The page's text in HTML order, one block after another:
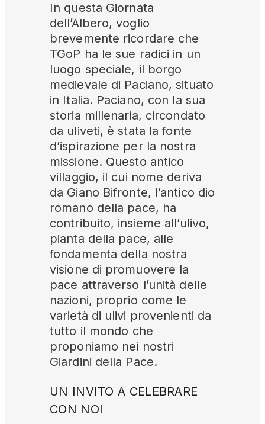
In questa Giornata
dell’Albero, voglio
brevemente ricordare che
TGoP ha le sue radici in un
luogo speciale, il borgo
medievale di Paciano, situato
in Italia. Paciano, con la sua
storia millenaria, circondato
da uliveti, è stata la fonte
d’ispirazione per la nostra
missione. Questo antico
villaggio, il cui nome deriva
da Giano Bifronte, l’antico dio
romano della pace, ha
contribuito, insieme all’ulivo,
pianta della pace, alle
fondamenta della nostra
visione di promuovere la
pace attraverso l’unità delle
nazioni, proprio come le
varietà di ulivi provenienti da
tutto il mondo che
proponiamo nei nostri
Giardini della Pace.
UN INVITO A CELEBRARE
CON NOI